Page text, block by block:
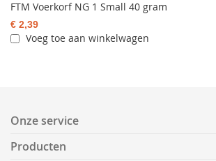
FTM Voerkorf NG 1 Small 40 gram
€ 2,39
Voeg toe aan winkelwagen
Onze service
Producten